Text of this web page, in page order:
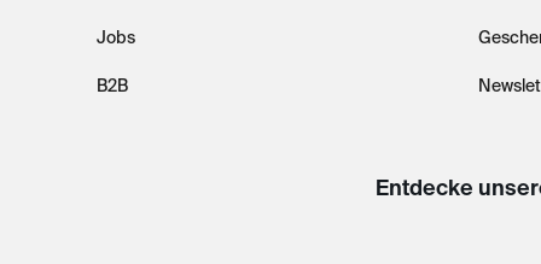
Jobs
B2B
Entdecke